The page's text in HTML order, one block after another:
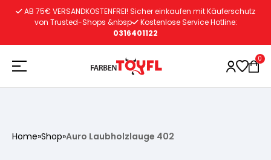
AB 75€ VERSANDKOSTENFREI! Sicher einkaufen mit Käuferschutz
von Trusted-Shops &nbsp
Kostenlose Service Hotline:
0316401122
0
Home»Shop»Auro Laubholzlauge 402